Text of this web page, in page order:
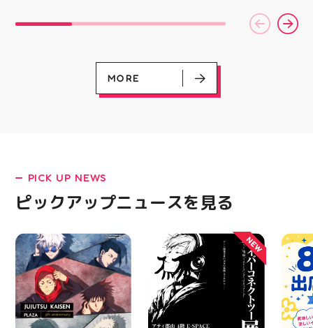
LATEST!
ピックアップニュース
インばかり 集めたくな
定での入荷となりますの
で 気になっていた方、
売り切れる前にぜひお早
ラ雑貨 コレクション
HUBSTORE 数量限定 新
商品入荷
大歓迎️‍️‍️‍ Wワークされてる
方も可能ですよ！ 求人
でのご応募は不可となり
ます️ 私達と一緒に楽し
くお仕事しましょう️ お
電話、ご応募お待ちして
ズな
ぜひ
熱い
ーポ
ース
MORE
PICK UP NEWS
ピックアップニュースを見る
NEW